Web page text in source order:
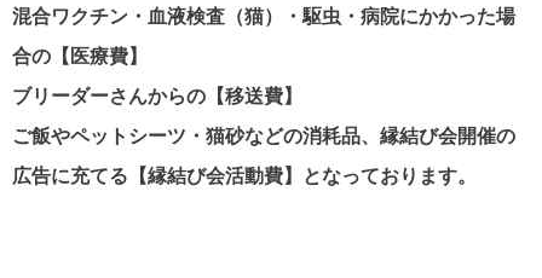
混合ワクチン・血液検査（猫）・駆虫・病院にかかった場
合の【医療費】
ブリーダーさんからの【移送費】
ご飯やペットシーツ・猫砂などの消耗品、縁結び会開催の
広告に充てる【縁結び会活動費】となっております。